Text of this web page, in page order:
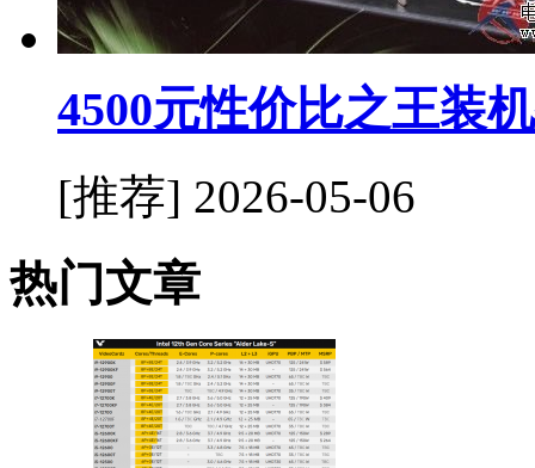
4500元性价比之王装
[推荐] 2026-05-06
热门文章